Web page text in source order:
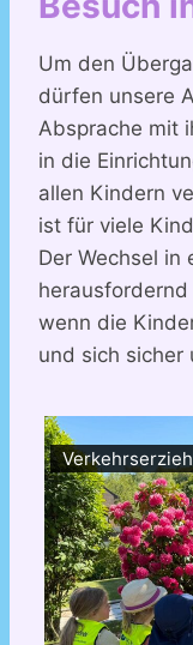
Um den
dürfen unsere
Absprache mit
in die
allen Kindern
ist für viele
Der Wechsel in
wenn die
und sich sicher